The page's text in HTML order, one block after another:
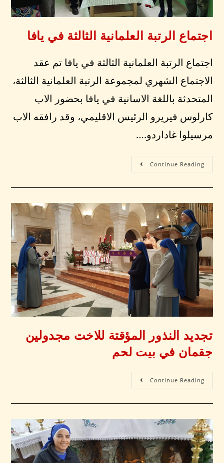
اجتماع الرتبة العلمانية الثالثة في يافا
اجتماع الرتبة العلمانية الثالثة في يافا تم عقد
الاجتماع الشهري لمجموعة الرتبة العلمانية الثالثة،
المتحدثة باللغة الاسانية في يافا بحضور الاب
كارلوس فيريرو الرئيس الاقليمي، وقد رافقه الاب
مرسيلوا غاداردو.…
Continue Reading
تجديد النذور المؤقتة للاخت مجدولين
جقمان في بيت لحم
Continue Reading